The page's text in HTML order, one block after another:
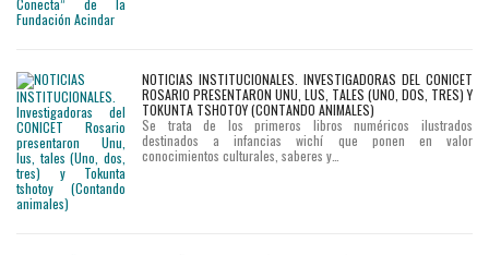
NOTICIAS INSTITUCIONALES. INVESTIGADORAS DEL CONICET
ROSARIO PRESENTARON UNU, LUS, TALES (UNO, DOS, TRES) Y
TOKUNTA TSHOTOY (CONTANDO ANIMALES)
Se trata de los primeros libros numéricos ilustrados
destinados a infancias wichí que ponen en valor
conocimientos culturales, saberes y…